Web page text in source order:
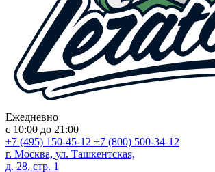
Ежедневно
с 10:00 до 21:00
+7 (495) 150-45-12 +7 (800) 500-34-12
г. Москва, ул. Ташкентская,
д. 28, стр. 1